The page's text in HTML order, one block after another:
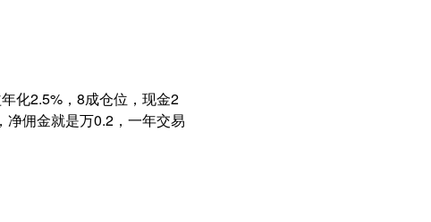
化2.5%，8成仓位，现金2
净佣金就是万0.2，一年交易